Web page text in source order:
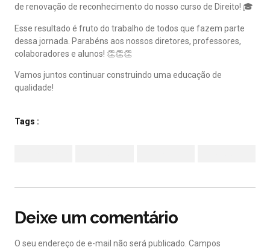
de renovação de reconhecimento do nosso curso de Direito! 🎓
Esse resultado é fruto do trabalho de todos que fazem parte
dessa jornada. Parabéns aos nossos diretores, professores,
colaboradores e alunos! 👏👏👏
Vamos juntos continuar construindo uma educação de
qualidade!
Tags :
Deixe um comentário
O seu endereço de e-mail não será publicado. Campos